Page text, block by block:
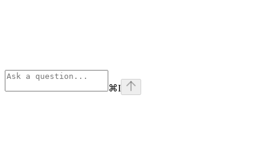
⌘I